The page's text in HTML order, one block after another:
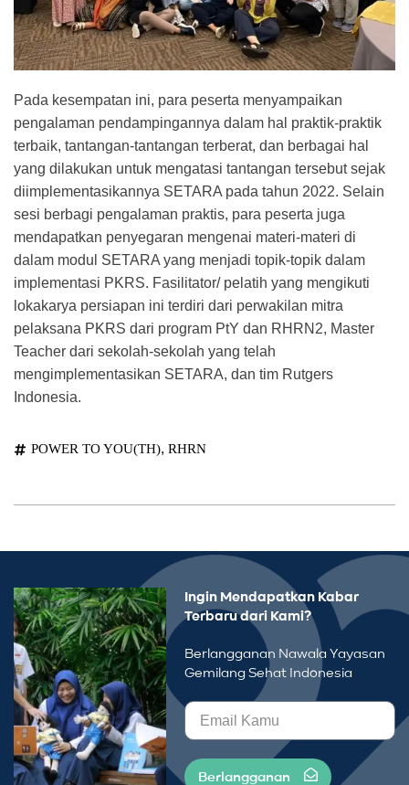
Pada kesempatan ini, para peserta menyampaikan
pengalaman pendampingannya dalam hal praktik-praktik
terbaik, tantangan-tantangan terberat, dan berbagai hal
yang dilakukan untuk mengatasi tantangan tersebut sejak
diimplementasikannya SETARA pada tahun 2022. Selain
sesi berbagi pengalaman praktis, para peserta juga
mendapatkan penyegaran mengenai materi-materi di
dalam modul SETARA yang menjadi topik-topik dalam
implementasi PKRS. Fasilitator/ pelatih yang mengikuti
lokakarya persiapan ini terdiri dari perwakilan mitra
pelaksana PKRS dari program PtY dan RHRN2, Master
Teacher dari sekolah-sekolah yang telah
mengimplementasikan SETARA, dan tim Rutgers
Indonesia.
POWER TO YOU(TH), RHRN
Ingin Mendapatkan Kabar
Terbaru dari Kami?
Berlangganan Nawala Yayasan
Gemilang Sehat Indonesia
Berlangganan